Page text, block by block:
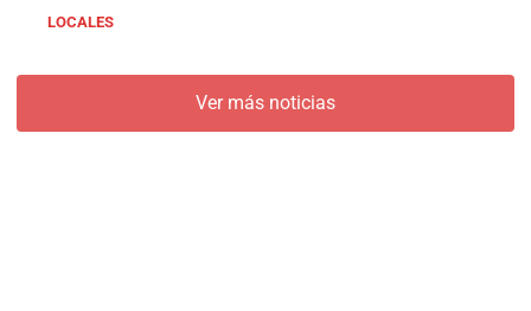
LOCALES
Ver más noticias